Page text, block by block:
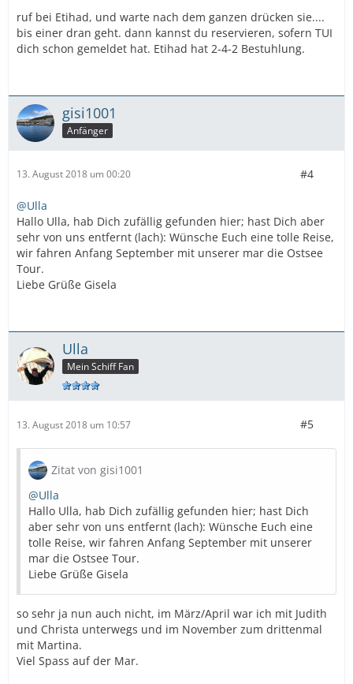
ruf bei Etihad, und warte nach dem ganzen drücken sie....
bis einer dran geht. dann kannst du reservieren, sofern TUI
dich schon gemeldet hat. Etihad hat 2-4-2 Bestuhlung.
gisi1001
Anfänger
13. August 2018 um 00:20 #4
@Ulla
Hallo Ulla, hab Dich zufällig gefunden hier; hast Dich aber
sehr von uns entfernt (lach): Wünsche Euch eine tolle Reise,
wir fahren Anfang September mit unserer mar die Ostsee
Tour.
Liebe Grüße Gisela
Ulla
Mein Schiff Fan
13. August 2018 um 10:57 #5
Zitat von gisi1001
@Ulla
Hallo Ulla, hab Dich zufällig gefunden hier; hast Dich
aber sehr von uns entfernt (lach): Wünsche Euch eine
tolle Reise, wir fahren Anfang September mit unserer
mar die Ostsee Tour.
Liebe Grüße Gisela
so sehr ja nun auch nicht, im März/April war ich mit Judith
und Christa unterwegs und im November zum drittenmal
mit Martina.
Viel Spass auf der Mar.